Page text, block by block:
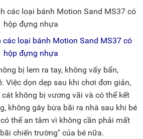
loại bánh Motion Sand MS37 có
hộp đựng nhựa
bị lem ra tay, không vấy bẩn,
Việc dọn dẹp sau khi chơi đơn giản,
không bị vương vãi và có thể kết
không gây bừa bãi ra nhà sau khi bé
thể an tâm vì không cần phải mất
chiến trường" của bé nữa.